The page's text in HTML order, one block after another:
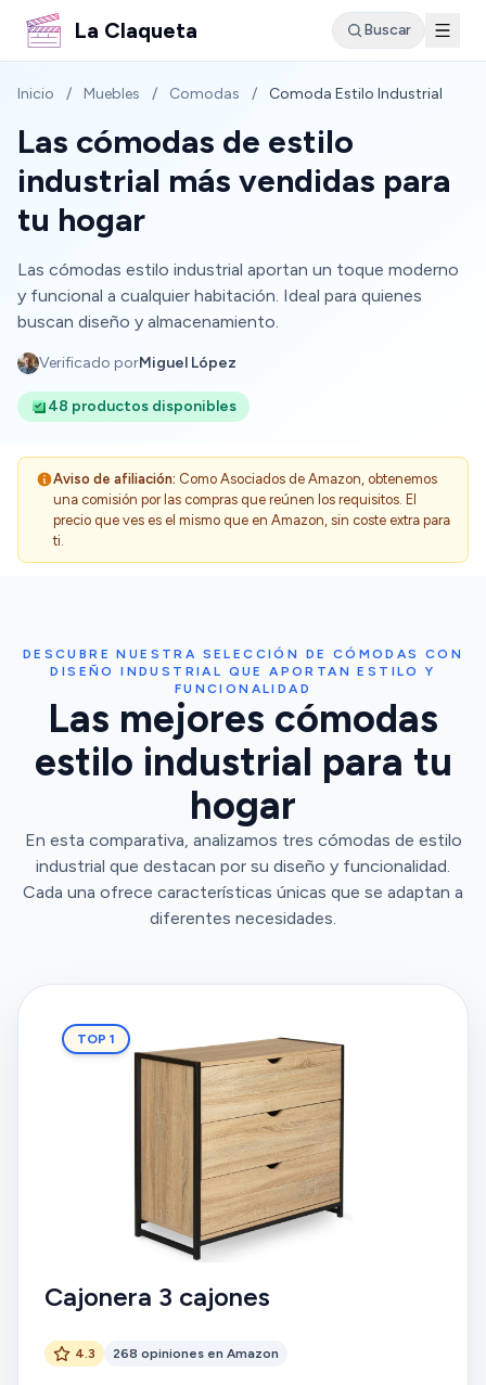
La Claqueta Buscar
Inicio / Muebles / Comodas / Comoda Estilo Industrial
Las cómodas de estilo
industrial más vendidas para
tu hogar
Las cómodas estilo industrial aportan un toque moderno
y funcional a cualquier habitación. Ideal para quienes
buscan diseño y almacenamiento.
Verificado porMiguel López
48 productos disponibles
Aviso de afiliación: Como Asociados de Amazon, obtenemos
una comisión por las compras que reúnen los requisitos. El
precio que ves es el mismo que en Amazon, sin coste extra para
ti.
DESCUBRE NUESTRA SELECCIÓN DE CÓMODAS CON
DISEÑO INDUSTRIAL QUE APORTAN ESTILO Y
FUNCIONALIDAD
Las mejores cómodas
estilo industrial para tu
hogar
En esta comparativa, analizamos tres cómodas de estilo
industrial que destacan por su diseño y funcionalidad.
Cada una ofrece características únicas que se adaptan a
diferentes necesidades.
TOP 1
Cajonera 3 cajones
4.3 268 opiniones en Amazon